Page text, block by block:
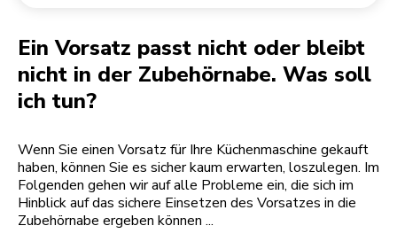
Ein Vorsatz passt nicht oder bleibt
nicht in der Zubehörnabe. Was soll
ich tun?
Wenn Sie einen Vorsatz für Ihre Küchenmaschine gekauft
haben, können Sie es sicher kaum erwarten, loszulegen. Im
Folgenden gehen wir auf alle Probleme ein, die sich im
Hinblick auf das sichere Einsetzen des Vorsatzes in die
Zubehörnabe ergeben können ...